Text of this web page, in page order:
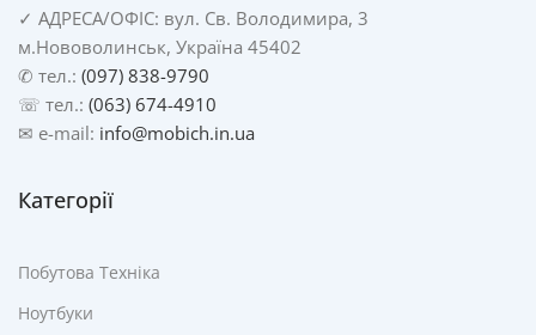
✓ АДРЕСА/ОФІС: вул. Св. Володимира, 3
м.Нововолинськ, Україна 45402
✆ тел.: (097) 838-9790
☏ тел.: (063) 674-4910
✉ e-mail: info@mobich.in.ua
Категорії
Побутова Техніка
Ноутбуки